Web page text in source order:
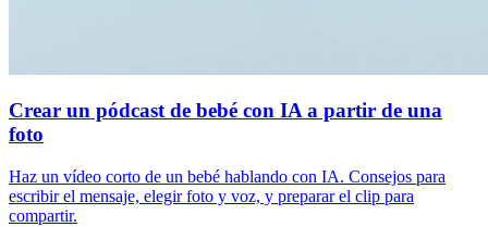
Crear un pódcast de bebé con IA a partir de una
foto
Haz un vídeo corto de un bebé hablando con IA. Consejos para
escribir el mensaje, elegir foto y voz, y preparar el clip para
compartir.